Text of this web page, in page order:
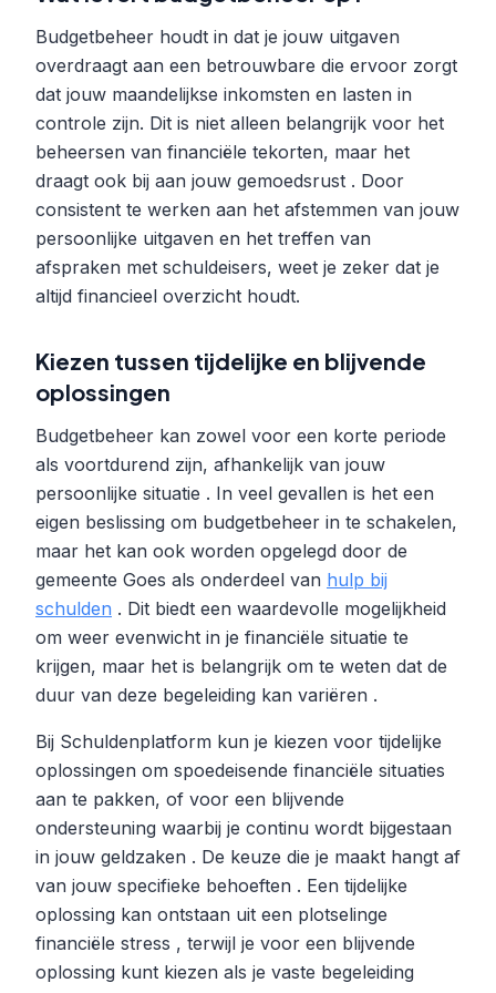
Budgetbeheer houdt in dat je jouw uitgaven
overdraagt aan een betrouwbare die ervoor zorgt
dat jouw maandelijkse inkomsten en lasten in
controle zijn. Dit is niet alleen belangrijk voor het
beheersen van financiële tekorten, maar het
draagt ook bij aan jouw gemoedsrust . Door
consistent te werken aan het afstemmen van jouw
persoonlijke uitgaven en het treffen van
afspraken met schuldeisers, weet je zeker dat je
altijd financieel overzicht houdt.
Kiezen tussen tijdelijke en blijvende
oplossingen
Budgetbeheer kan zowel voor een korte periode
als voortdurend zijn, afhankelijk van jouw
persoonlijke situatie . In veel gevallen is het een
eigen beslissing om budgetbeheer in te schakelen,
maar het kan ook worden opgelegd door de
gemeente Goes als onderdeel van hulp bij
schulden . Dit biedt een waardevolle mogelijkheid
om weer evenwicht in je financiële situatie te
krijgen, maar het is belangrijk om te weten dat de
duur van deze begeleiding kan variëren .
Bij Schuldenplatform kun je kiezen voor tijdelijke
oplossingen om spoedeisende financiële situaties
aan te pakken, of voor een blijvende
ondersteuning waarbij je continu wordt bijgestaan
in jouw geldzaken . De keuze die je maakt hangt af
van jouw specifieke behoeften . Een tijdelijke
oplossing kan ontstaan uit een plotselinge
financiële stress , terwijl je voor een blijvende
oplossing kunt kiezen als je vaste begeleiding